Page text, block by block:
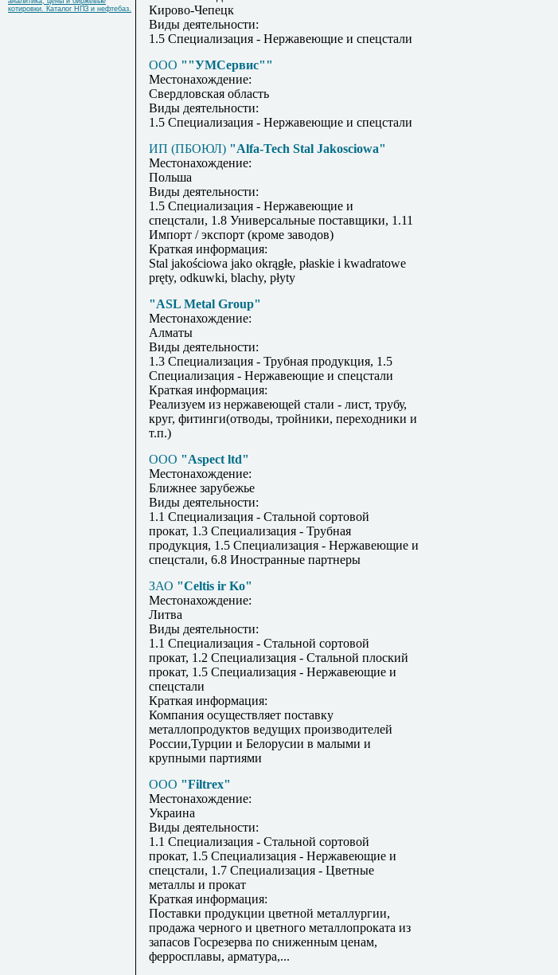
котировки. Каталог НПЗ и нефтебаз.
Кирово-Чепецк
Виды деятельности:
1.5 Специализация - Нержавеющие и спецстали
ООО ""УМСервис""
Местонахождение:
Свердловская область
Виды деятельности:
1.5 Специализация - Нержавеющие и спецстали
ИП (ПБОЮЛ) "Alfa-Tech Stal Jakosciowa"
Местонахождение:
Польша
Виды деятельности:
1.5 Специализация - Нержавеющие и
спецстали, 1.8 Универсальные поставщики, 1.11
Импорт / экспорт (кроме заводов)
Краткая информация:
Stal jakościowa jako okrągłe, płaskie i kwadratowe
pręty, odkuwki, blachy, płyty
"ASL Metal Group"
Местонахождение:
Алматы
Виды деятельности:
1.3 Специализация - Трубная продукция, 1.5
Специализация - Нержавеющие и спецстали
Краткая информация:
Реализуем из нержавеющей стали - лист, трубу,
круг, фитинги(отводы, тройники, переходники и
т.п.)
ООО "Aspect ltd"
Местонахождение:
Ближнее зарубежье
Виды деятельности:
1.1 Специализация - Стальной сортовой
прокат, 1.3 Специализация - Трубная
продукция, 1.5 Специализация - Нержавеющие и
спецстали, 6.8 Иностранные партнеры
ЗАО "Celtis ir Ko"
Местонахождение:
Литва
Виды деятельности:
1.1 Специализация - Стальной сортовой
прокат, 1.2 Специализация - Стальной плоский
прокат, 1.5 Специализация - Нержавеющие и
спецстали
Краткая информация:
Компания осуществляет поставку
металлопродуктов ведущих производителей
России,Турции и Белорусии в малыми и
крупными партиями
ООО "Filtrex"
Местонахождение:
Украина
Виды деятельности:
1.1 Специализация - Стальной сортовой
прокат, 1.5 Специализация - Нержавеющие и
спецстали, 1.7 Специализация - Цветные
металлы и прокат
Краткая информация:
Поставки продукции цветной металлургии,
продажа черного и цветного металлопроката из
запасов Госрезерва по сниженным ценам,
ферросплавы, арматура,...